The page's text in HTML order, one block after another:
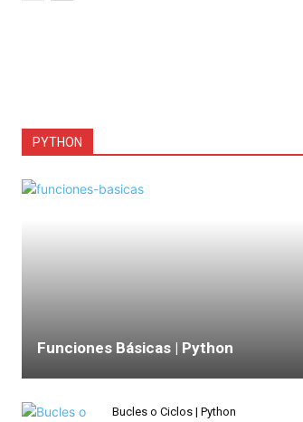
PYTHON
Funciones Básicas | Python
Bucles o Ciclos | Python